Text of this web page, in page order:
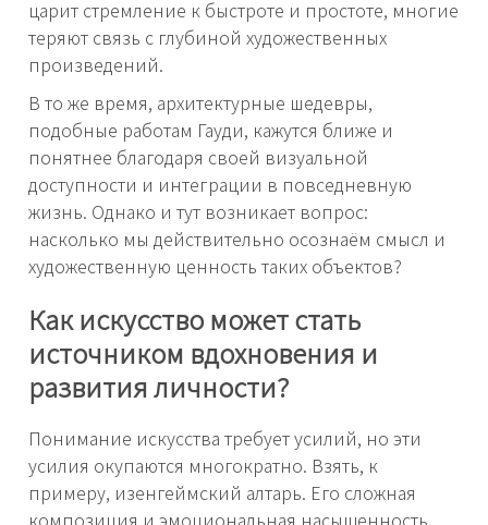
царит стремление к быстроте и простоте, многие
теряют связь с глубиной художественных
произведений.
В то же время, архитектурные шедевры,
подобные работам Гауди, кажутся ближе и
понятнее благодаря своей визуальной
доступности и интеграции в повседневную
жизнь. Однако и тут возникает вопрос:
насколько мы действительно осознаём смысл и
художественную ценность таких объектов?
Как искусство может стать
источником вдохновения и
развития личности?
Понимание искусства требует усилий, но эти
усилия окупаются многократно. Взять, к
примеру, изенгеймский алтарь. Его сложная
композиция и эмоциональная насыщенность